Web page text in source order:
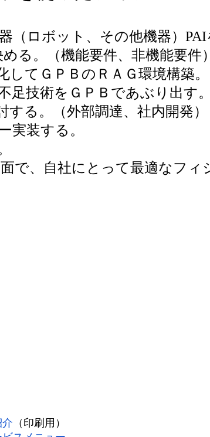
ロボット、その他機器）PAI
。（機能要件、非機能要件
ＧＰＢのＲＡＧ環境構築。
技術をＧＰＢであぶり出す
。（外部調達、社内開発）
装する。
で、自社にとって最適なフィ
介 （印刷用）